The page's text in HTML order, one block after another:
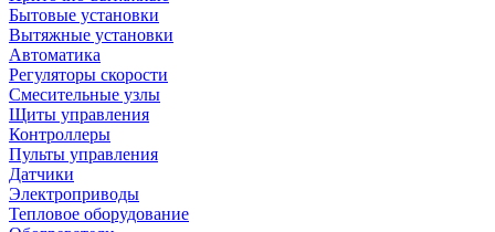
Бытовые установки
Вытяжные установки
Автоматика
Регуляторы скорости
Смесительные узлы
Щиты управления
Контроллеры
Пульты управления
Датчики
Электроприводы
Тепловое оборудование